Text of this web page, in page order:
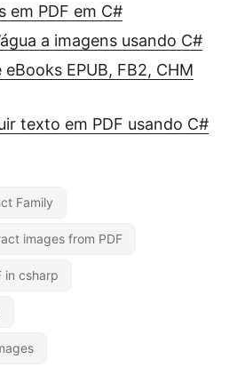
em PDF em C#
a imagens usando C#
EPUB, FB2, CHM
texto em PDF usando C#
Family
images from PDF
in csharp